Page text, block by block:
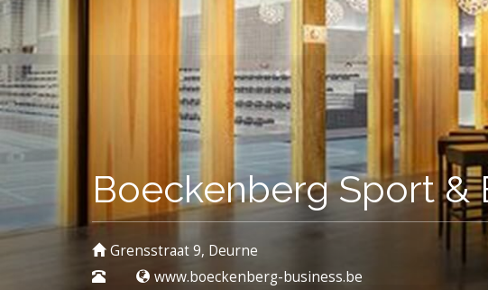
Boeckenberg Sport &
Grensstraat 9, Deurne
www.boeckenberg-business.be